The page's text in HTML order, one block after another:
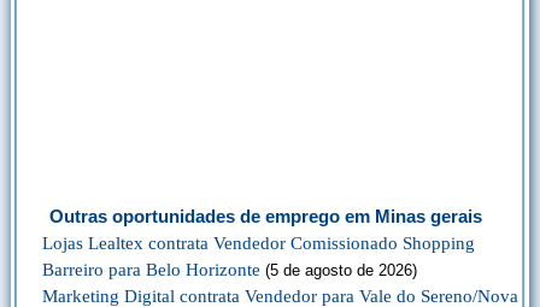
Outras oportunidades de emprego em Minas gerais
Lojas Lealtex contrata Vendedor Comissionado Shopping
Barreiro para Belo Horizonte (5 de agosto de 2026)
Marketing Digital contrata Vendedor para Vale do Sereno/Nova